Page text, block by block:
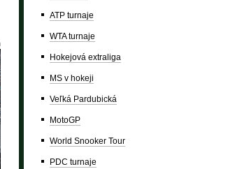
ATP turnaje
WTA turnaje
Hokejová extraliga
MS v hokeji
Veľká Pardubická
MotoGP
World Snooker Tour
PDC turnaje